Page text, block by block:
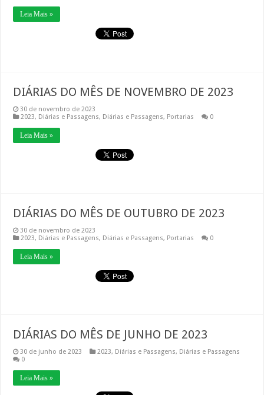
Leia Mais »
DIÁRIAS DO MÊS DE NOVEMBRO DE 2023
30 de novembro de 2023
2023, Diárias e Passagens, Diárias e Passagens, Portarias 0
Leia Mais »
DIÁRIAS DO MÊS DE OUTUBRO DE 2023
30 de novembro de 2023
2023, Diárias e Passagens, Diárias e Passagens, Portarias 0
Leia Mais »
DIÁRIAS DO MÊS DE JUNHO DE 2023
30 de junho de 2023 2023, Diárias e Passagens, Diárias e Passagens
0
Leia Mais »